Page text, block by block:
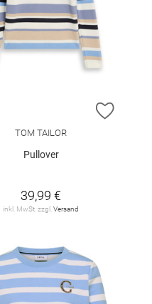
ZUR
TOM TAILOR
Pullover
39,99 €
inkl. MwSt. zzgl.Versand